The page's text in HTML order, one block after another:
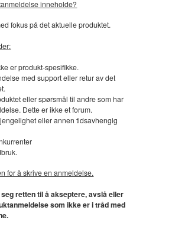
inneholde?
fokus på det aktuelle produktet.
er produkt-spesifikke.
med support eller retur av det
eller spørsmål til andre som har
Dette er ikke et forum.
eller annen tidsavhengig
for å skrive en anmeldelse.
retten til å akseptere, avslå eller
som ikke er i tråd med